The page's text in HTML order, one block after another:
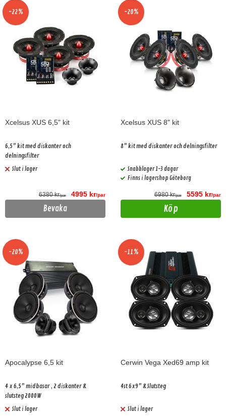
-22%
Xcelsus XUS 6,5" kit
6,5" kit med diskanter och
delningsfilter
Slut i lager
6380 kr/par 4995 kr/par
Bevaka
-20%
Xcelsus XUS 8" kit
8" kit med diskanter och delningsfilter
Snabblager 1-3 dagar
Finns i lagershop Göteborg
6980 kr/par 5595 kr/par
Köp
-20%
Apocalypse 6,5 kit
4 x 6,5" midbasar , 2 diskanter &
slutsteg 2000W
Slut i lager
-11%
Cerwin Vega Xed69 amp kit
4st 6x9" & Slutsteg
Slut i lager